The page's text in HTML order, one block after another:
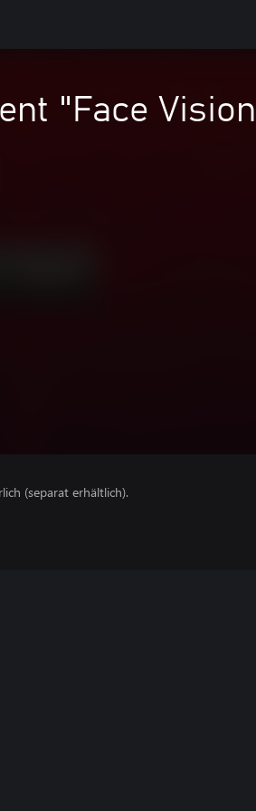
"Face
(separat erhältlich).